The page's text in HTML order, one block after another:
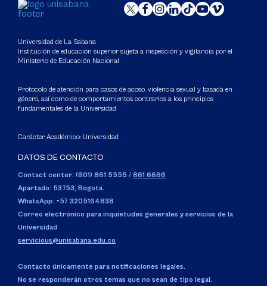
Universidad de La Sabana
Institución de educación superior sujeta a inspección y vigilancia por el
Ministerio de Educación Nacional
Protocolo de atención para casos de acoso, violencia sexual y basada en
género, así como de comportamientos contrarios a los principios
fundamentales de la Universidad
Carácter Académico: Universidad
DATOS DE CONTACTO
Contact center: (601) 861 5555 / 861 6666
Apartado: 53753, Bogotá.
WhatsApp: +57 3205164838
Correo electrónico para inquietudes generales y servicios de la
Universidad
servicious@unisabana.edu.co
Contacto únicamente para notificaciones legales.
No se responderán otros temas que no sean de tipo legal.